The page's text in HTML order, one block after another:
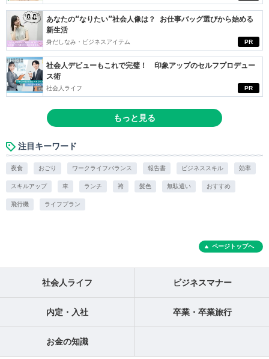
PR
あなたの“なりたい”社会人像は？ お仕事バッグ選びから始める
新生活
身だしなみ・ビジネスアイテム
PR
社会人デビューもこれで完璧！ 印象アップのセルフプロデュー
ス術
社会人ライフ
もっと見る
注目キーワード
夜食 おごり ワークライフバランス 報告書 ビジネススキル 効率
スキルアップ 車 ランチ 袴 髪色 無駄遣い おすすめ
飛行機 ライフプラン
ページトップへ
社会人ライフ ビジネスマナー
内定・入社 卒業・卒業旅行
お金の知識